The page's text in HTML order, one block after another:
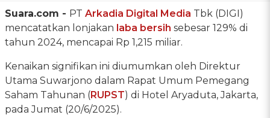
Suara.com - PT Arkadia Digital Media Tbk (DIGI)
mencatatkan lonjakan laba bersih sebesar 129% di
tahun 2024, mencapai Rp 1,215 miliar.
Kenaikan signifikan ini diumumkan oleh Direktur
Utama Suwarjono dalam Rapat Umum Pemegang
Saham Tahunan (RUPST) di Hotel Aryaduta, Jakarta,
pada Jumat (20/6/2025).